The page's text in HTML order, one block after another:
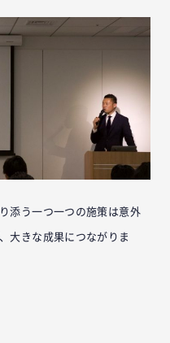
添う一つ一つの施策は意外
大きな成果につながりま